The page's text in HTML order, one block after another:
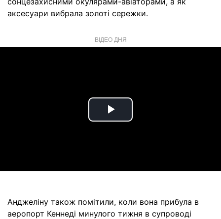
аксесуари вибрала золоті сережки.
ВІДЕО ДНЯ
Play
Анджеліну також помітили, коли вона прибула в
аеропорт Кеннеді минулого тижня в супроводі